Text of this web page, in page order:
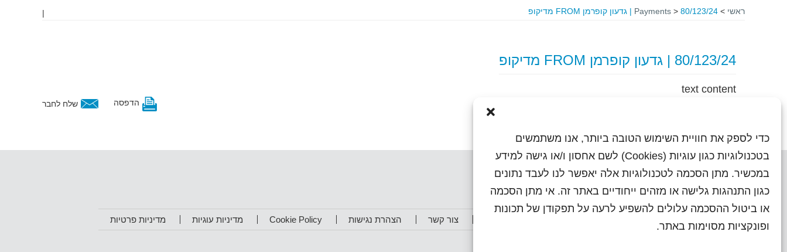
כדי לספק את חוויית השימוש הטובה ביותר, אנו משתמשים
בטכנולוגיות כגון עוגיות (Cookies) לשם אחסון ו/או גישה למידע
במכשיר. מתן הסכמה לטכנולוגיות אלה יאפשר לנו לעבד נתונים
כגון התנהגות גלישה או מזהים ייחודיים באתר זה. אי מתן הסכמה
או ביטול ההסכמה עלולים להשפיע לרעה על תפקודן של תכונות
ופונקציות מסוימות באתר.
ראשי >
Payments > 80/123/24 | גדעון קופרמן FROM מדיקופ |
80/123/24 | גדעון קופרמן FROM מדיקופ
text content
שלח לחבר הדפסה
צור קשר הצהרת נגישות Cookie Policy מדיניות עוגיות מדיניות פרטיות